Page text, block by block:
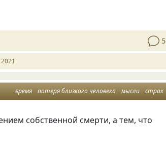
5
время потеря близкого человека мысли страх
собственной смерти, а тем, что